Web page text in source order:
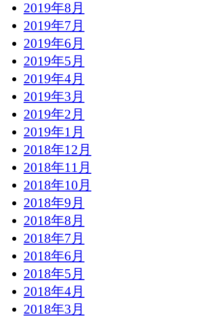
2019年8月
2019年7月
2019年6月
2019年5月
2019年4月
2019年3月
2019年2月
2019年1月
2018年12月
2018年11月
2018年10月
2018年9月
2018年8月
2018年7月
2018年6月
2018年5月
2018年4月
2018年3月